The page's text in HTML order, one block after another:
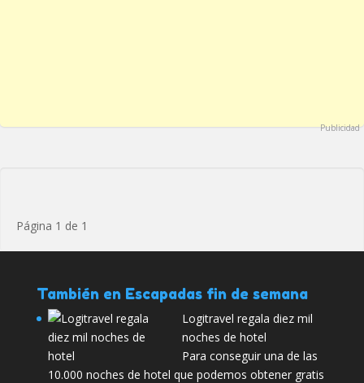
Publicidad
Página 1 de 1
También en Escapadas fin de semana
Logitravel regala diez mil
noches de hotel
Para conseguir una de las
10.000 noches de hotel que podemos obtener gratis